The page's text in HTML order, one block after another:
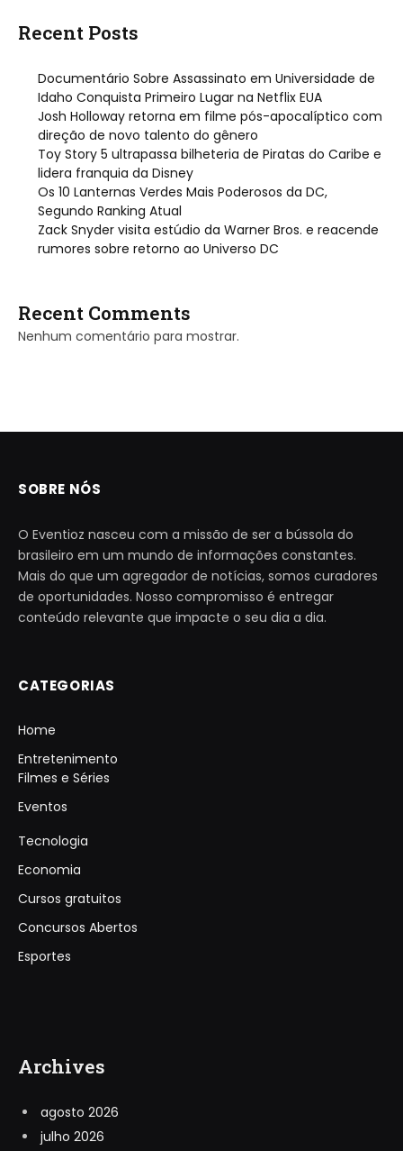
Recent Posts
Documentário Sobre Assassinato em Universidade de
Idaho Conquista Primeiro Lugar na Netflix EUA
Josh Holloway retorna em filme pós-apocalíptico com
direção de novo talento do gênero
Toy Story 5 ultrapassa bilheteria de Piratas do Caribe e
lidera franquia da Disney
Os 10 Lanternas Verdes Mais Poderosos da DC,
Segundo Ranking Atual
Zack Snyder visita estúdio da Warner Bros. e reacende
rumores sobre retorno ao Universo DC
Recent Comments
Nenhum comentário para mostrar.
SOBRE NÓS
O Eventioz nasceu com a missão de ser a bússola do
brasileiro em um mundo de informações constantes.
Mais do que um agregador de notícias, somos curadores
de oportunidades. Nosso compromisso é entregar
conteúdo relevante que impacte o seu dia a dia.
CATEGORIAS
Home
Entretenimento
Filmes e Séries
Eventos
Tecnologia
Economia
Cursos gratuitos
Concursos Abertos
Esportes
Archives
agosto 2026
julho 2026